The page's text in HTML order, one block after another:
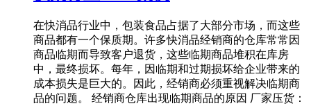
在快消品行业中，包装食品占据了大部分市场，而这些
商品都有一个保质期。许多快消品经销商的仓库常常因
商品临期而导致客户退货，这些临期商品堆积在库房
中，最终损坏。每年，因临期和过期损坏给企业带来的
成本损失是巨大的。因此，经销商必须重视解决临期商
品的问题。 经销商仓库出现临期商品的原因 厂家压货：